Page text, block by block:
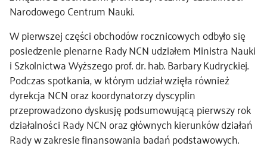
efekty NCN
współpraca międzynarodowa
nagroda NCN
kontakt
Narodowego Centrum Nauki.
W pierwszej części obchodów rocznicowych odbyło się
posiedzenie plenarne Rady NCN udziałem Ministra Nauki
i Szkolnictwa Wyższego prof. dr. hab. Barbary Kudryckiej.
Podczas spotkania, w którym udział wzięła również
dyrekcja NCN oraz koordynatorzy dyscyplin
przeprowadzono dyskusję podsumowującą pierwszy rok
działalności Rady NCN oraz głównych kierunków działań
Rady w zakresie finansowania badań podstawowych.